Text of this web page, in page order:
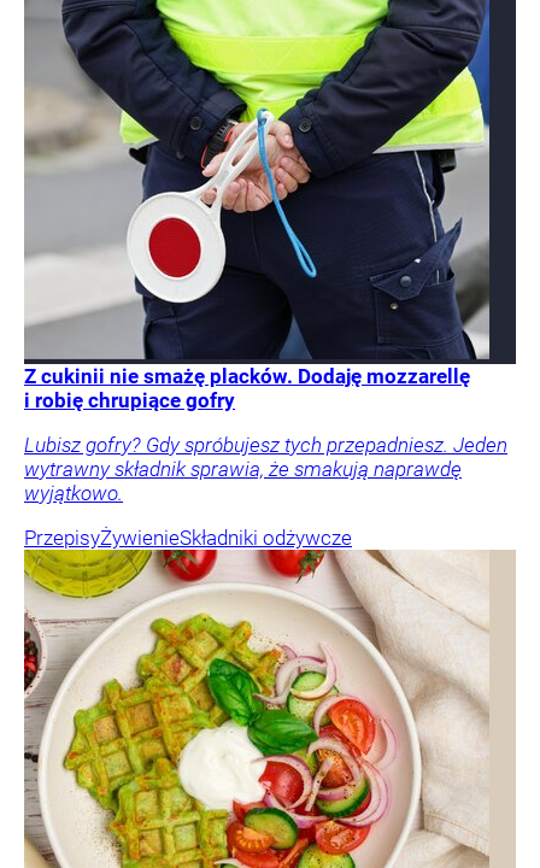
Z cukinii nie smażę placków. Dodaję mozzarellę
i robię chrupiące gofry
Lubisz gofry? Gdy spróbujesz tych przepadniesz. Jeden
wytrawny składnik sprawia, że smakują naprawdę
wyjątkowo.
PrzepisyŻywienieSkładniki odżywcze